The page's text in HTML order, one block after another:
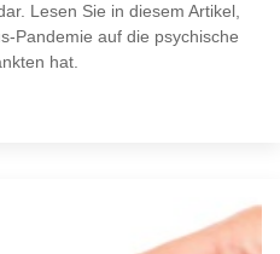
Lesen Sie in diesem Artikel,
Pandemie auf die psychische
hat.